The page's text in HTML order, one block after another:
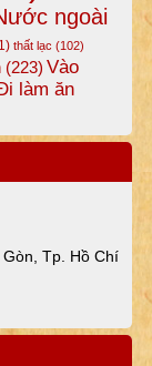
ngoài
thất lạc (102)
(223) Vào
làm ăn
Tp. Hồ Chí